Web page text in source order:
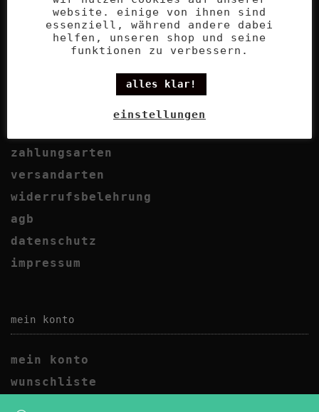
produkt ist ein einzelstück und wird
liebevoll mit qualitativhochwertigen
materialien handgefertigt in hannover.
zahlungsarten
versandarten
widerrufsbelehrung
agb
datenschutz
impressum
mein konto
mein konto
wunschliste
website. einige von ihnen sind
essenziell, während andere dabei
helfen, unseren shop und seine
funktionen zu verbessern.
alles klar!
einstellungen